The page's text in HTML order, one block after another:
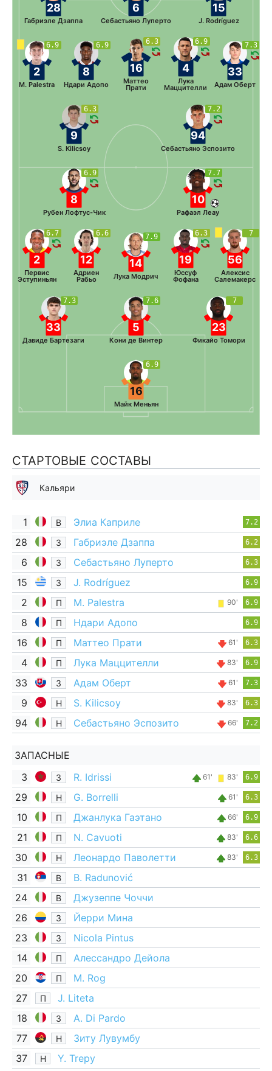
15
J. Rodríguez
6
Себастьяно Луперто
28
Габриэле Дзаппа
7.3
33
Адам Оберт
6.9
4
Лука
Маццителли
6.3
16
Маттео
Прати
6.9
8
Ндари Адопо
6.9
2
M. Palestra
7.2
94
Себастьяно Эспозито
6.3
9
S. Kilicsoy
6.9
16
Майк Меньян
7.3
33
Давиде Бартезаги
7.6
5
Кони де Винтер
7
23
Фикайо Томори
6.7
2
Первис
Эступиньян
6.6
12
Адриен
Рабьо
7.9
14
Лука Модрич
6.3
19
Юссуф
Фофана
7
56
Алексис
Салемакерс
6.9
8
Рубен Лофтус-Чик
7.7
10
Рафаэл Леау
СТАРТОВЫЕ СОСТАВЫ
Кальяри
1 В Элиа Каприле 7.2
28 З Габриэле Дзаппа 6.2
6 З Себастьяно Луперто 6.3
15 З J. Rodríguez 6.9
2 П M. Palestra 90' 6.9
8 П Ндари Адопо 6.9
16 П Маттео Прати 61' 6.3
4 П Лука Маццителли 83' 6.9
33 З Адам Оберт 61' 7.3
9 Н S. Kilicsoy 83' 6.3
94 Н Себастьяно Эспозито 66' 7.2
ЗАПАСНЫЕ
3
З R. Idrissi 61' 83' 6.9
29 Н G. Borrelli 61' 6.3
10 П Джанлука Гаэтано 66' 6.9
21 П N. Cavuoti 83' 6.6
30 Н Леонардо Паволетти 83' 6.3
31 В
B. Radunović
24
В
Джузеппе Чоччи
26
З
Йерри Мина
23
З
Nicola Pintus
14
П
Алессандро Дейола
20
П
M. Rog
27
П
J. Liteta
18
З
A. Di Pardo
77
Н
Зиту Лувумбу
37
Н Y. Trepy